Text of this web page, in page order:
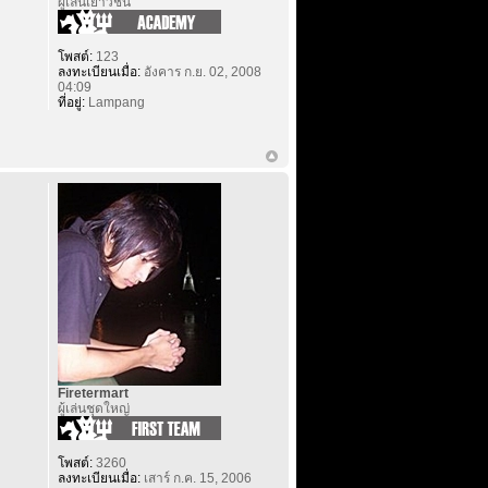
โพสต์:123
ลงทะเบียนเมื่อ:อังคาร ก.ย. 02, 2008
04:09
ที่อยู่:Lampang
Firetermart
ผู้เล่นชุดใหญ่
โพสต์:3260
ลงทะเบียนเมื่อ:เสาร์ ก.ค. 15, 2006